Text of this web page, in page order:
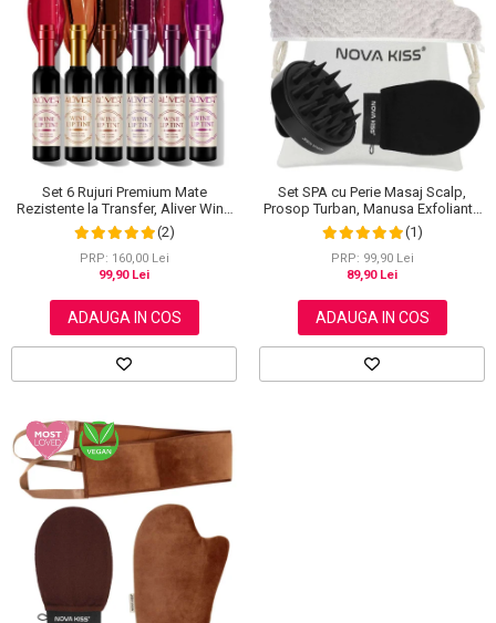
Set 6 Rujuri Premium Mate
Rezistente la Transfer, Aliver Wine
Lip Tint Waterproof, 7 g X 6 buc
(2)
PRP: 160,00 Lei
99,90 Lei
ADAUGA IN COS
Set SPA cu Perie Masaj Scalp,
Prosop Turban, Manusa Exfolianta
si Saculet din Bumbac, NOVA
KISS®
(1)
PRP: 99,90 Lei
89,90 Lei
ADAUGA IN COS